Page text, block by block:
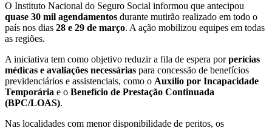
O Instituto Nacional do Seguro Social informou que antecipou
quase 30 mil agendamentos durante mutirão realizado em todo o
país nos dias 28 e 29 de março. A ação mobilizou equipes em todas
as regiões.
A iniciativa tem como objetivo reduzir a fila de espera porperícias
médicas e avaliações necessárias para concessão de benefícios
previdenciários e assistenciais, como o Auxílio por Incapacidade
Temporária e o Benefício de Prestação Continuada
(BPC/LOAS).
Nas localidades com menor disponibilidade de peritos, os